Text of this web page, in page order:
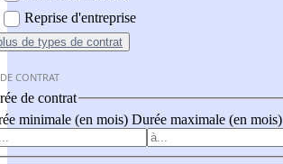
Reprise d'entreprise
de types de contrat
CONTRAT
de contrat
minimale (en mois) Durée maximale (en mois)